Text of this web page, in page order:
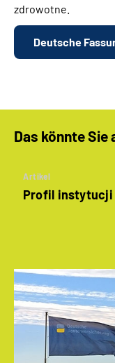
zdrowotne.
Deutsche
Das könnte
Artikel
Profil instytucji